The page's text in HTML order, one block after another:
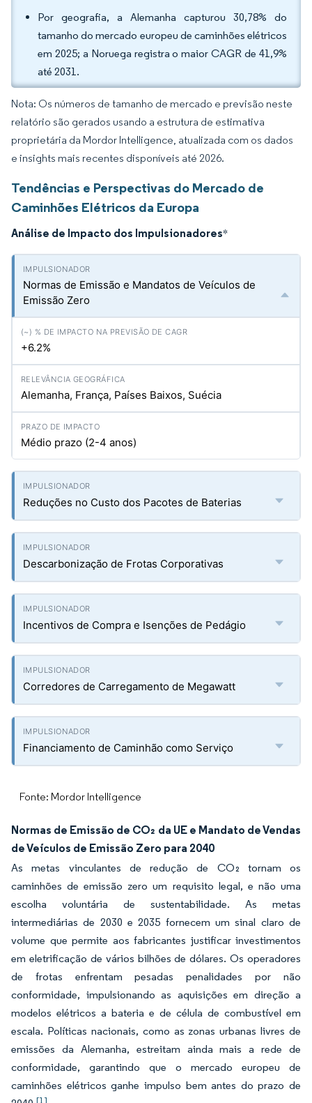
Por geografia, a Alemanha capturou 30,78% do
tamanho do mercado europeu de caminhões elétricos
em 2025; a Noruega registra o maior CAGR de 41,9%
até 2031.
Nota: Os números de tamanho de mercado e previsão neste
relatório são gerados usando a estrutura de estimativa
proprietária da Mordor Intelligence, atualizada com os dados
e insights mais recentes disponíveis até 2026.
Tendências e Perspectivas do Mercado de
Caminhões Elétricos da Europa
Análise de Impacto dos Impulsionadores*
Normas de Emissão e Mandatos de Veículos de
Emissão Zero
+6.2%
Alemanha, França, Países Baixos, Suécia
Médio prazo (2-4 anos)
Reduções no Custo dos Pacotes de Baterias
Descarbonização de Frotas Corporativas
Incentivos de Compra e Isenções de Pedágio
Corredores de Carregamento de Megawatt
Financiamento de Caminhão como Serviço
Fonte: Mordor Intelligence
Normas de Emissão de CO₂ da UE e Mandato de Vendas
de Veículos de Emissão Zero para 2040
As metas vinculantes de redução de CO₂ tornam os
caminhões de emissão zero um requisito legal, e não uma
escolha voluntária de sustentabilidade. As metas
intermediárias de 2030 e 2035 fornecem um sinal claro de
volume que permite aos fabricantes justificar investimentos
em eletrificação de vários bilhões de dólares. Os operadores
de frotas enfrentam pesadas penalidades por não
conformidade, impulsionando as aquisições em direção a
modelos elétricos a bateria e de célula de combustível em
escala. Políticas nacionais, como as zonas urbanas livres de
emissões da Alemanha, estreitam ainda mais a rede de
conformidade, garantindo que o mercado europeu de
caminhões elétricos ganhe impulso bem antes do prazo de
[1]